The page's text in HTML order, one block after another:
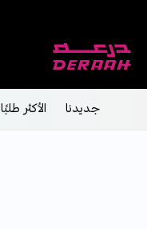
جديدنا الأكثر طلبًا